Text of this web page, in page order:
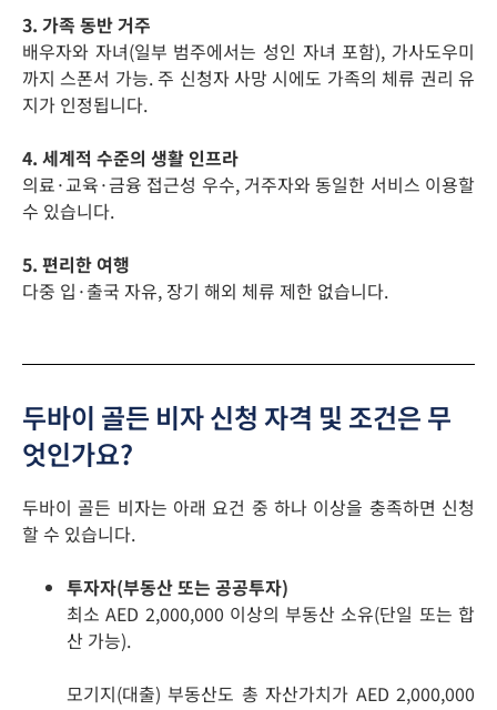
3. 가족 동반 거주
배우자와 자녀(일부 범주에서는 성인 자녀 포함), 가사도우미
까지 스폰서 가능. 주 신청자 사망 시에도 가족의 체류 권리 유
지가 인정됩니다.
4. 세계적 수준의 생활 인프라
의료·교육·금융 접근성 우수, 거주자와 동일한 서비스 이용할
수 있습니다.
5. 편리한 여행
다중 입·출국 자유, 장기 해외 체류 제한 없습니다.
두바이 골든 비자 신청 자격 및 조건은 무
엇인가요?
두바이 골든 비자는 아래 요건 중 하나 이상을 충족하면 신청
할 수 있습니다.
투자자(부동산 또는 공공투자)
최소 AED 2,000,000 이상의 부동산 소유(단일 또는 합
산 가능).
모기지(대출) 부동산도 총 자산가치가 AED 2,000,000